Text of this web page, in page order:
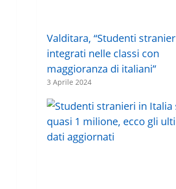
Valditara, “Studenti
integrati nelle classi con
maggioranza di italiani”
3 Aprile 2024